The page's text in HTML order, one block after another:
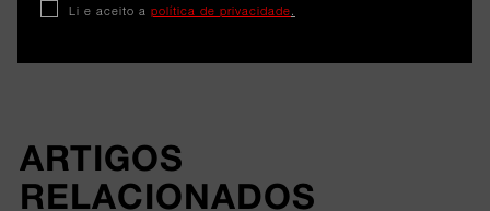
ARTIGOS
RELACIONADOS
Li e aceito a política de privacidade